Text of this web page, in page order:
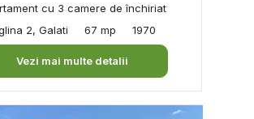
cu 3 camere de închiriat
2, Galati
67 mp 1970
Vezi mai multe detalii